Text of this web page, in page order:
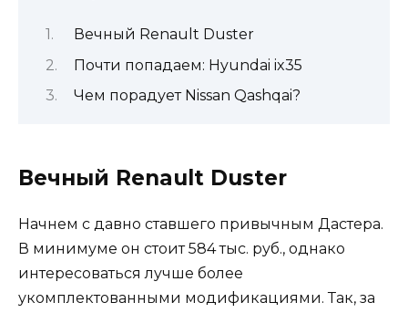
Вечный Renault Duster
Почти попадаем: Hyundai ix35
Чем порадует Nissan Qashqai?
Вечный Renault Duster
Начнем с давно ставшего привычным Дастера.
В минимуме он стоит 584 тыс. руб., однако
интересоваться лучше более
укомплектованными модификациями. Так, за